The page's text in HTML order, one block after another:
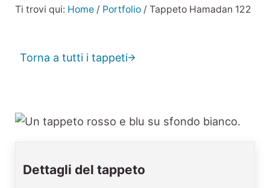
Ti trovi qui: Home / Portfolio /Tappeto Hamadan 122
Torna a tutti i tappeti
Dettagli del tappeto